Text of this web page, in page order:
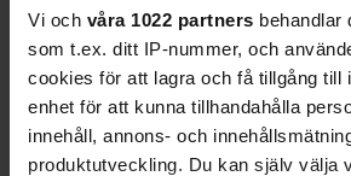
Vi och våra 1022 partners behandlar
som t.ex. ditt IP-nummer, och
cookies för att lagra och få tillgång till
enhet för att kunna tillhandahålla
innehåll, annons- och
produktutveckling. Du kan själv välja